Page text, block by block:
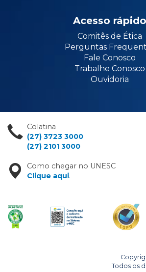
Acesso rápido
Comitês de Ética
Perguntas
Fale Conosco
Trabalhe Conosco
Ouvidoria
Colatina
(27) 3723 3000
(27) 2101 3000
Como chegar no UNESC
Clique aqui.
Todos os